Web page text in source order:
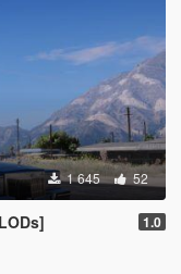
1 645 52
1.0